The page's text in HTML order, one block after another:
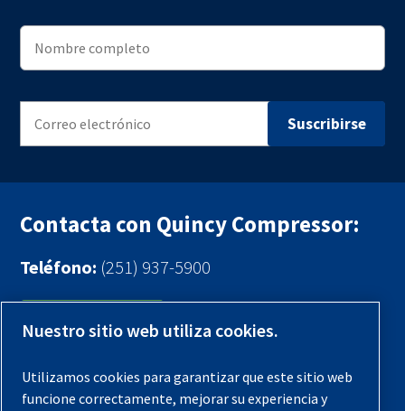
Contacta con Quincy Compressor:
Teléfono: (251) 937-5900
Contáctenos
Registra tu compresor
Aviso legal
Nuestro sitio web utiliza cookies.
Utilizamos cookies para garantizar que este sitio web
funcione correctamente, mejorar su experiencia y